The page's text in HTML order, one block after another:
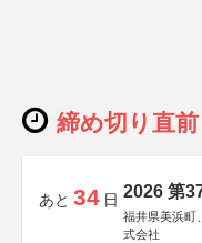
締め切り直
あと 34 日 2026 第
福井県美浜町
式会社